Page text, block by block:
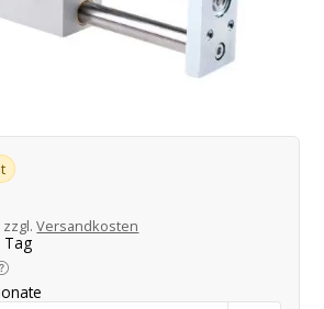
zzgl.Versandkosten
Tag